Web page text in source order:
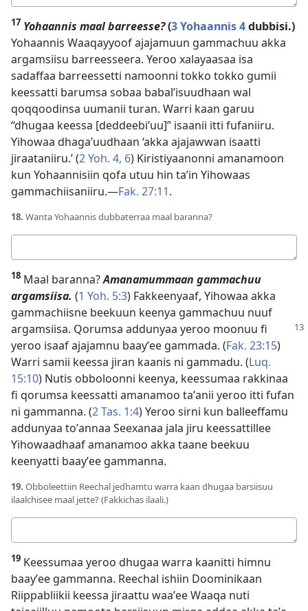
kee
17 Yohaannis maal barreesse?(3 Yohaannis 4dubbisi.)
Yohaannis Waaqayyoof ajajamuun gammachuu akka
argamsiisu barreesseera. Yeroo xalayaasaa isa
sadaffaa barreessetti namoonni tokko tokko gumii
keessatti barumsa sobaa babalʼisuudhaan wal
qoqqoodinsa uumanii turan. Warri kaan garuu
“dhugaa keessa [deddeebiʼuu]” isaanii itti fufaniiru.
Yihowaa dhagaʼuudhaan ‘akka ajajawwan isaatti
jiraataniiru.’ (2 Yoh. 4, 6) Kiristiyaanonni amanamoon
kun Yohaannisiin qofa utuu hin taʼin Yihowaas
gammachiisaniiru.—Fak. 27:11.
18. Wanta Yohaannis dubbaterraa maal baranna?
kee
18 Maal baranna?Amanamummaan gammachuu
argamsiisa. (1 Yoh. 5:3) Fakkeenyaaf, Yihowaa akka
gammachiisne beekuun keenya gammachuu nuuf
argamsiisa. Qorumsa addunyaa yeroo moonuu fi
yeroo isaaf ajajamnu baayʼee gammada. (Fak. 23:15)
Warri samii keessa jiran kaanis ni gammadu. (Luq.
15:10) Nutis obboloonni keenya, keessumaa rakkinaa
fi qorumsa keessatti amanamoo taʼanii yeroo itti fufan
ni gammanna. (2 Tas. 1:4) Yeroo sirni kun balleeffamu
addunyaa toʼannaa Seexanaa jala jiru keessattillee
Yihowaadhaaf amanamoo akka taane beekuu
keenyatti baayʼee gammanna.
19. Obboleettiin Reechal jedhamtu warra kaan dhugaa barsiisuu
ilaalchisee maal jette? (Fakkichas ilaali.)
kee
19 Keessumaa yeroo dhugaa warra kaanitti himnu
baayʼee gammanna. Reechal ishiin Doominikaan
Riippabliikii keessa jiraattu waaʼee Waaqa nuti